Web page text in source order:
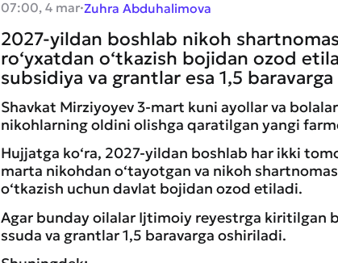
07:00, 4 mar·Zuhra Abduhalimova
2027-yildan boshlab nikoh
ro‘yxatdan o‘tkazish bojidan ozod
subsidiya va grantlar esa 1,5
Shavkat Mirziyoyev 3-mart kuni ayollar va
nikohlarning oldini olishga qaratilgan yangi
Hujjatga ko‘ra, 2027-yildan boshlab har ikki
marta nikohdan o‘tayotgan va nikoh
o‘tkazish uchun davlat bojidan ozod etiladi.
Agar bunday oilalar Ijtimoiy reyestrga kiritilgan
ssuda va grantlar 1,5 baravarga oshiriladi.